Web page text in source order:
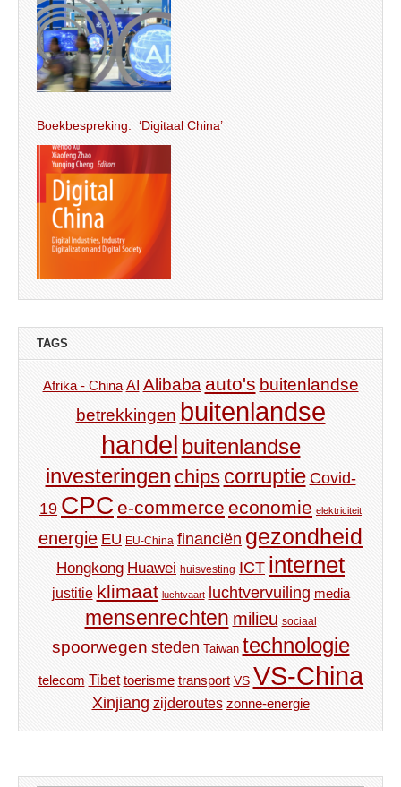
Boekbespreking: ‘Digitaal China’
TAGS
Afrika - China AI Alibaba auto's buitenlandse
betrekkingen buitenlandse
handel buitenlandse
investeringen chips corruptie Covid-
19 CPC e-commerce economie elektriciteit
energie EU EU-China financiën gezondheid
Hongkong Huawei huisvesting ICT internet
justitie klimaat luchtvaart luchtvervuiling media
mensenrechten milieu sociaal
spoorwegen steden Taiwan technologie
telecom Tibet toerisme transport VS VS-China
Xinjiang zijderoutes zonne-energie